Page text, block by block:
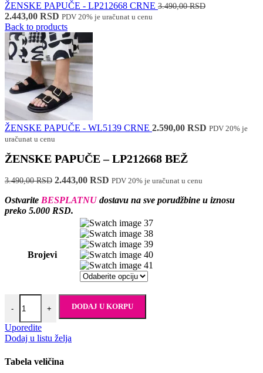
ŽENSKE PAPUČE - LP212668 CRNE 3.490,00RSD
Originalna
cena
je
bila:
3.490,00 RSD.
2.443,00 RSD Trenutna
cena
je:
2.443,00 RSD.
PDV 20% je uračunat u cenu
Back to products
ŽENSKE PAPUČE - WL5139 CRNE 2.590,00 RSD PDV 20% je
uračunat u cenu
ŽENSKE PAPUČE – LP212668 BEŽ
3.490,00RSD Originalna
je
bila:
3.490,00 RSD.
2.443,00 RSD Trenutna
je:
PDV 20% je uračunat u cenu
Ostvarite BESPLATNUdostavu na sve porudžbine u iznosu
preko 5.000 RSD.
Brojevi
37
38
39
40
41
-
ŽENSKE PAPUČE - LP212668 BEŽ količina
+ DODAJ U KORPU
Uporedite
Dodaj u listu želja
Tabela veličina